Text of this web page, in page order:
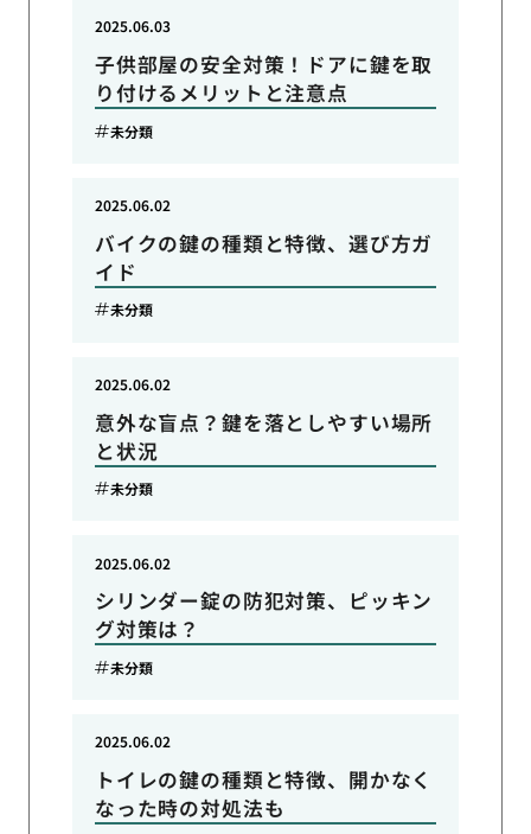
子供部屋の安全対策！ドアに鍵を取
り付けるメリットと注意点
2025.06.03
未分類
バイクの鍵の種類と特徴、選び方ガ
イド
2025.06.02
未分類
意外な盲点？鍵を落としやすい場所
と状況
2025.06.02
未分類
シリンダー錠の防犯対策、ピッキン
グ対策は？
2025.06.02
未分類
トイレの鍵の種類と特徴、開かなく
なった時の対処法も
2025.06.02